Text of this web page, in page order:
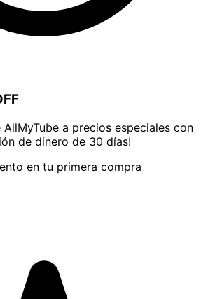
AllMyTube a precios especiales con
de dinero de 30 días!
en tu primera compra